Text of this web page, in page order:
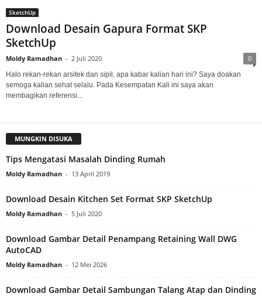
SketchUp
Download Desain Gapura Format SKP
SketchUp
Moldy Ramadhan - 2 Juli 2020 0
Halo rekan-rekan arsitek dan sipil, apa kabar kalian hari ini? Saya doakan
semoga kalian sehat selalu. Pada Kesempatan Kali ini saya akan
membagikan referensi...
MUNGKIN DISUKA
Tips Mengatasi Masalah Dinding Rumah
Moldy Ramadhan - 13 April 2019
Download Desain Kitchen Set Format SKP SketchUp
Moldy Ramadhan - 5 Juli 2020
Download Gambar Detail Penampang Retaining Wall DWG
AutoCAD
Moldy Ramadhan - 12 Mei 2026
Download Gambar Detail Sambungan Talang Atap dan Dinding